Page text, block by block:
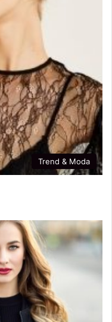
Trend & Moda